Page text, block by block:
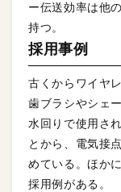
ー伝送効率は他
持つ。
採用事例
古くからワイヤ
歯ブラシやシェ
水回りで使用さ
とから、電気接
めている。ほか
採用例がある。